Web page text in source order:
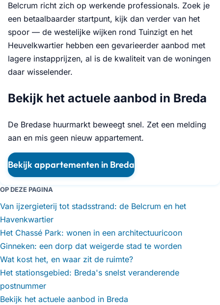
Belcrum richt zich op werkende professionals. Zoek je
een betaalbaarder startpunt, kijk dan verder van het
spoor — de westelijke wijken rond Tuinzigt en het
Heuvelkwartier hebben een gevarieerder aanbod met
lagere instapprijzen, al is de kwaliteit van de woningen
daar wisselender.
Bekijk het actuele aanbod in Breda
De Bredase huurmarkt beweegt snel. Zet een melding
aan en mis geen nieuw appartement.
Bekijk appartementen in Breda
OP DEZE PAGINA
Van ijzergieterij tot stadsstrand: de Belcrum en het
Havenkwartier
Het Chassé Park: wonen in een architectuuricoon
Ginneken: een dorp dat weigerde stad te worden
Wat kost het, en waar zit de ruimte?
Het stationsgebied: Breda's snelst veranderende
postnummer
Bekijk het actuele aanbod in Breda